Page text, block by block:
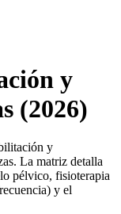
y
(2026)
y
La matriz detalla
pélvico, fisioterapia
y el